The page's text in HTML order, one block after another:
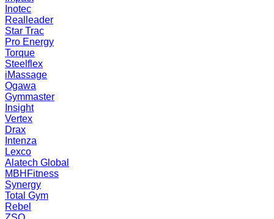
Inotec
Realleader
Star Trac
Pro Energy
Torque
Steelflex
iMassage
Ogawa
Gymmaster
Insight
Vertex
Drax
Intenza
Lexco
Alatech Global
MBHFitness
Synergy
Total Gym
Rebel